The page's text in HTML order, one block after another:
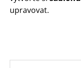
upravovat.